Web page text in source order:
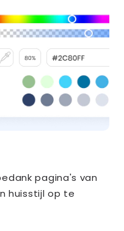
pagina's van
huisstijl op te